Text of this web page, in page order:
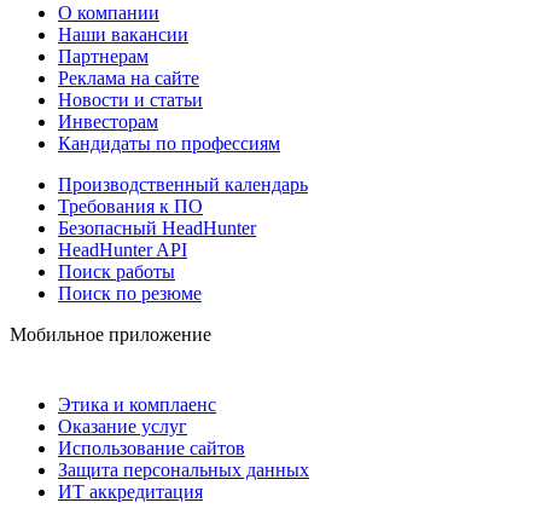
О компании
Наши вакансии
Партнерам
Реклама на сайте
Новости и статьи
Инвесторам
Кандидаты по профессиям
Производственный календарь
Требования к ПО
Безопасный HeadHunter
HeadHunter API
Поиск работы
Поиск по резюме
Мобильное приложение
Этика и комплаенс
Оказание услуг
Использование сайтов
Защита персональных данных
ИТ аккредитация